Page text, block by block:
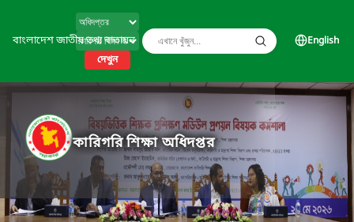
বাংলাদেশ জাতীয় তথ্য বাতায়ন
দেখুন
English
কারিগরি শিক্ষা অধিদপ্তর